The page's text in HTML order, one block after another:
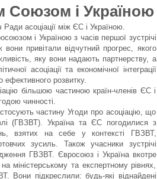
Союзом і Україною
асоціації між ЄС і Україною.
і Україною з часів першої зустрічі
привітали відчутний прогрес, якого
яку вони надають партнерству, а
асоціації та економічної інтеграції
ефективного розвитку.
більшою частиною країн-членів ЄС і
чинності.
частину Угоди про асоціацію, що
(ГВЗВТ). Україна та ЄС погодилися з
взятих на себе у контексті ГВЗВТ,
зусиль. Також учасники зустрічі
ГВЗВТ. Євросоюз і Україна вкотре
міністерському та експертному рівнях,
Вони підкреслили: будь-які віднайдені